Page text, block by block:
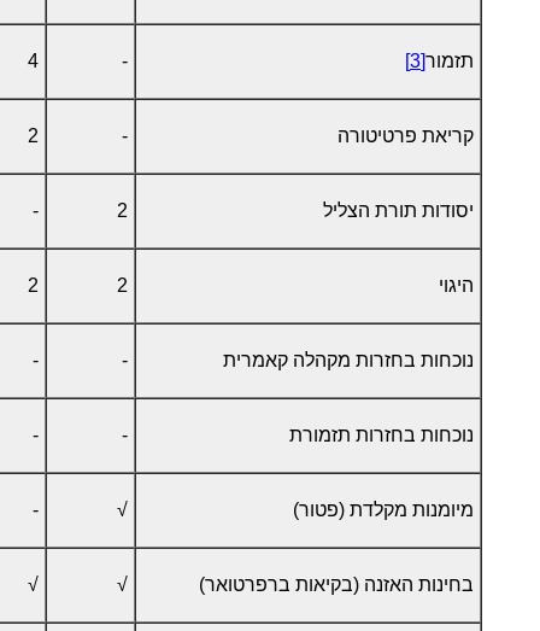
תזמור[3]
-
4
קריאת פרטיטורה -
2
יסודות תורת הצליל 2
-
היגוי 2
2
נוכחות בחזרות מקהלה קאמרית -
-
נוכחות בחזרות תזמורת -
-
מיומנות מקלדת (פטור) √
-
בחינות האזנה (בקיאות ברפרטואר) √
√